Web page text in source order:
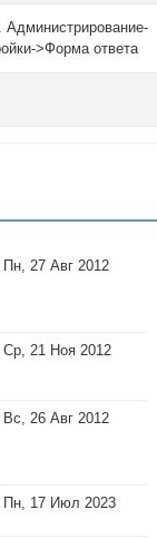
Администрирование-
>Форма ответа
Пн, 27 Авг 2012
Ср, 21 Ноя 2012
Вс, 26 Авг 2012
Пн, 17 Июл 2023